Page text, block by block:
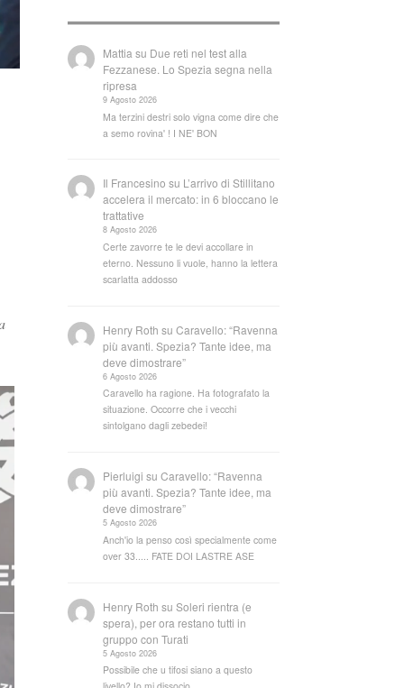
Mattia su Due reti nel test alla
Fezzanese. Lo Spezia segna nella
ripresa
9 Agosto 2026
Ma terzini destri solo vigna come dire che
a semo rovina' ! I NE' BON
Il Francesino su L’arrivo di Stillitano
accelera il mercato: in 6 bloccano le
trattative
8 Agosto 2026
Certe zavorre te le devi accollare in
eterno. Nessuno li vuole, hanno la lettera
scarlatta addosso
Henry Roth suCaravello: “Ravenna
più avanti. Spezia? Tante idee, ma
deve dimostrare”
6 Agosto 2026
Caravello ha ragione. Ha fotografato la
situazione. Occorre che i vecchi
sintolgano dagli zebedei!
Pierluigi suCaravello: “Ravenna
più avanti. Spezia? Tante idee, ma
deve dimostrare”
5 Agosto 2026
Anch'io la penso così specialmente come
over 33..... FATE DOI LASTRE ASE
Henry Roth suSoleri rientra (e
spera), per ora restano tutti in
gruppo con Turati
5 Agosto 2026
Possibile che u tifosi siano a questo